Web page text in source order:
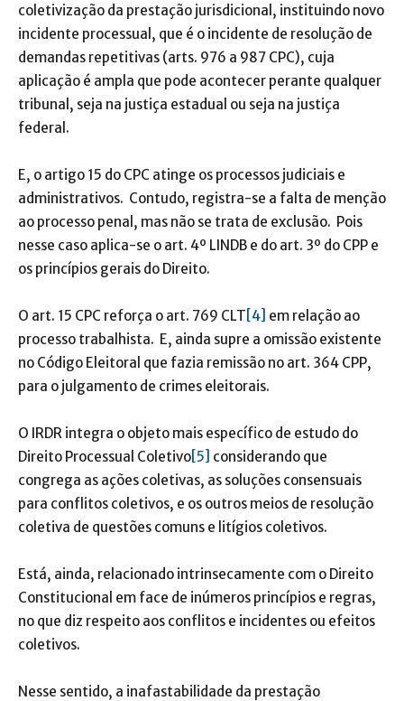
coletivização da prestação jurisdicional, instituindo novo
incidente processual, que é o incidente de resolução de
demandas repetitivas (arts. 976 a 987 CPC), cuja
aplicação é ampla que pode acontecer perante qualquer
tribunal, seja na justiça estadual ou seja na justiça
federal.
E, o artigo 15 do CPC atinge os processos judiciais e
administrativos. Contudo, registra-se a falta de menção
ao processo penal, mas não se trata de exclusão. Pois
nesse caso aplica-se o art. 4º LINDB e do art. 3º do CPP e
os princípios gerais do Direito.
O art. 15 CPC reforça o art. 769 CLT [4] em relação ao
processo trabalhista. E, ainda supre a omissão existente
no Código Eleitoral que fazia remissão no art. 364 CPP,
para o julgamento de crimes eleitorais.
O IRDR integra o objeto mais específico de estudo do
Direito Processual Coletivo[5] considerando que
congrega as ações coletivas, as soluções consensuais
para conflitos coletivos, e os outros meios de resolução
coletiva de questões comuns e litígios coletivos.
Está, ainda, relacionado intrinsecamente com o Direito
Constitucional em face de inúmeros princípios e regras,
no que diz respeito aos conflitos e incidentes ou efeitos
coletivos.
Nesse sentido, a inafastabilidade da prestação